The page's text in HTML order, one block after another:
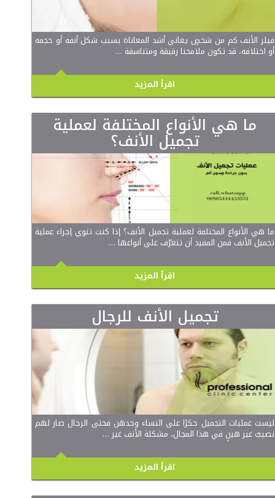
فيلر الأنف كم من شخصٍ يعاني أشد المعاناة بسبب شكل أنفه أو حجمه
أو اختلافه، قد تكون ملامحنا رقيقة ومتناسقة …
اقرأ المزيد
ما هي الأنواع المختلفة لعملية
تجميل الأنف؟
ما هي الأنواع المختلفة لعملية تجميل الأنف؟ إذا كنت تنوي إجراء عملية
تجميل الأنف فمن المفيد أن تتعرّف على أنواعها …
اقرأ المزيد
تجميل الأنف للرجال
ليست عمليات التجميل حكرًا على النساء وحدهن فحتى الرجال صار لهم
نصيبٌ غير هينٍ في هذا المجال، مشكلة الأنف غير …
اقرأ المزيد